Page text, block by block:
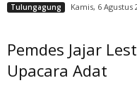
Tulungagung Kamis, 6 Agustus
Pemdes Jajar
Upacara Adat